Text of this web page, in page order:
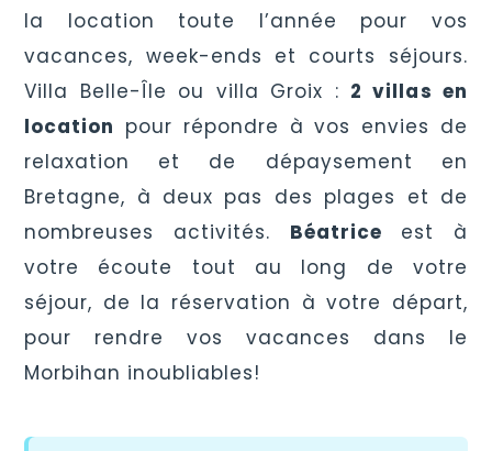
la location toute l’année pour vos
vacances, week-ends et courts séjours.
Villa Belle-Île ou villa Groix : 2 villas en
location pour répondre à vos envies de
relaxation et de dépaysement en
Bretagne, à deux pas des plages et de
nombreuses activités. Béatrice est à
votre écoute tout au long de votre
séjour, de la réservation à votre départ,
pour rendre vos vacances dans le
Morbihan inoubliables!